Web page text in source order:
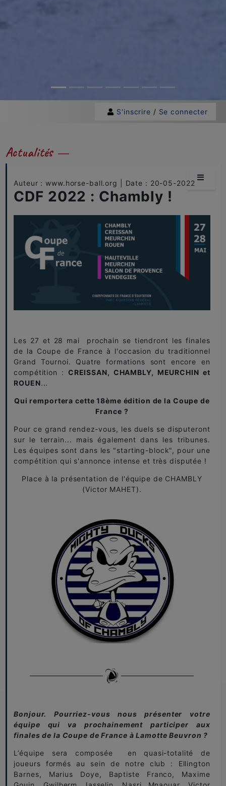
S'inscrire / Se connecter
Actualités
Auteur : www.horse-ball.org | Date : 20-05-2022
CDF 2022 : Chambly !
Les 27 et 28 mai prochain se tiendront les finales
de la Coupe de France à l'occasion du traditionnel
Grand Tournoi. Quatre formations sont encore en
compétition : CREISSAN, CHAMBLY, MEURCHIN et
ROUEN...
Qui remportera cette 18ème édition de la Coupe de
France ?
Pour ce grand rendez-vous, les duels se disputeront
sur le terrain... mais également dans les tribunes.
Les équipes sont dans les "starting-block", pour une
compétition qui s'annonce intense et très disputée !
Place à la présentation de l'équipe de CHAMBLY
(Victor MAHET).
Bonjour. Pourriez-vous nous présenter votre
équipe qui va prochainement participer aux
finales de la Coupe de France à Lamotte Beuvron ?
L’équipe sera composée en quasi-totalité de
joueurs formés au sein de notre club : Ellington
Barnes, Marius Doye, Baptiste Franco, Maxime